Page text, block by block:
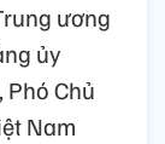
ương
ủy
Chủ
Nam